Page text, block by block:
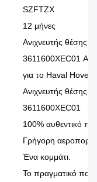
SZFTZX
12 μήνες
Ανιχνευτής θέσης
3611600XEC01
για το Haval Hover
Ανιχνευτής θέσης
3611600XEC01
100% αυθεντικό
Γρήγορη
Ένα κομμάτι.
Το πραγματικό